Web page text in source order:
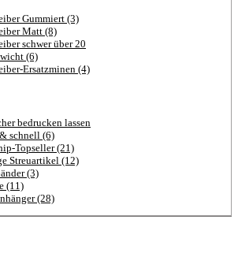
Gummiert (3)
Matt (8)
schwer über 20
(6)
Ersatzminen (4)
bedrucken lassen
schnell (6)
Topseller (21)
Streuartikel (12)
(3)
(11)
(28)